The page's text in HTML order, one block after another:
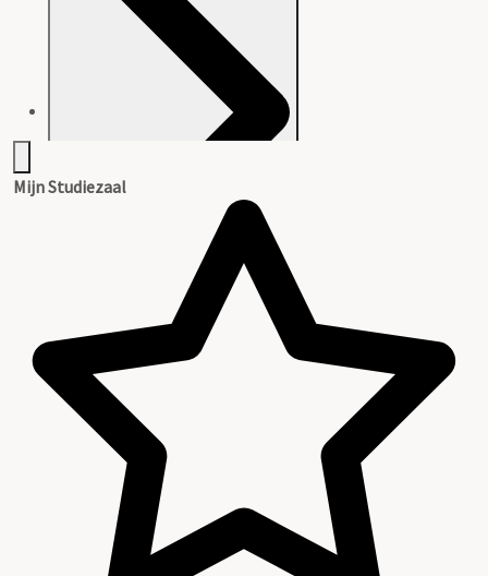
Aanwijzingen voor de gebruiker
Mijn Studiezaal